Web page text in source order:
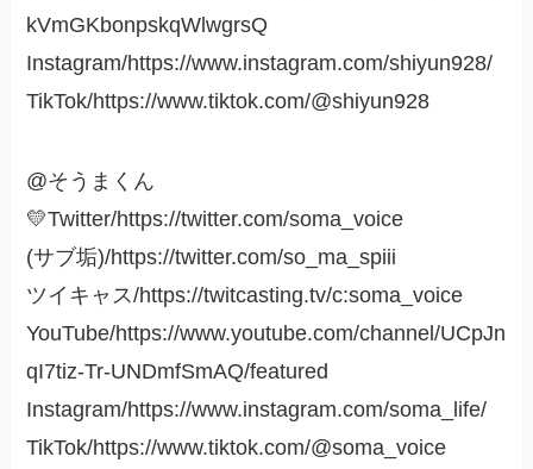
kVmGKbonpskqWlwgrsQ
Instagram/https://www.instagram.com/shiyun928/
TikTok/https://www.tiktok.com/@shiyun928
@そうまくん
💛Twitter/https://twitter.com/soma_voice
(サブ垢)/https://twitter.com/so_ma_spiii
ツイキャス/https://twitcasting.tv/c:soma_voice
YouTube/https://www.youtube.com/channel/UCpJn
qI7tiz-Tr-UNDmfSmAQ/featured
Instagram/https://www.instagram.com/soma_life/
TikTok/https://www.tiktok.com/@soma_voice